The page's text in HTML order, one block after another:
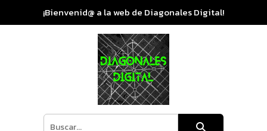
¡Bienvenid@ a la web de Diagonales Digital!